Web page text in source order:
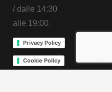
/ dalle 14:30
alle 19:00.
Privacy Policy
Cookie Policy